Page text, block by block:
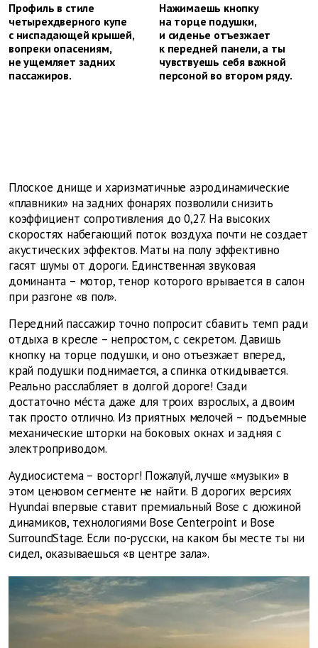
Профиль в стиле
четырехдверного купе
с ниспадающей крышей,
вопреки опасениям,
не ущемляет задних
пассажиров.
Нажимаешь кнопку
на торце подушки,
и сиденье отъезжает
к передней панели, а ты
чувствуешь себя важной
персоной во втором ряду.
Плоское днище и харизматичные аэродинамические
«плавники» на задних фонарях позволили снизить
коэффициент сопротивления до 0,27. На высоких
скоростях набегающий поток воздуха почти не создает
акустических эффектов. Маты на полу эффективно
гасят шумы от дороги. Единственная звуковая
доминанта – мотор, тенор которого врывается в салон
при разгоне «в пол».
Передний пассажир точно попросит сбавить темп ради
отдыха в кресле – непростом, с секретом. Давишь
кнопку на торце подушки, и оно отъезжает вперед,
край подушки поднимается, а спинка откидывается.
Реально расслабляет в долгой дороге! Сзади
достаточно мéста даже для троих взрослых, а двоим
так просто отлично. Из приятных мелочей – подъемные
механические шторки на боковых окнах и задняя с
электроприводом.
Аудиосистема – восторг! Пожалуй, лучше «музыки» в
этом ценовом сегменте не найти. В дорогих версиях
Hyundai впервые ставит премиальный Bose с дюжиной
динамиков, технологиями Bose Centerpoint и Bose
SurroundStage. Если по-русски, на каком бы месте ты ни
сидел, оказываешься «в центре зала».